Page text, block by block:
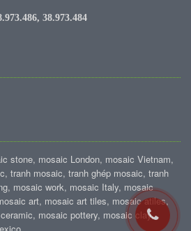
38.973.484
stone, mosaic London, mosaic Vietnam,
tranh mosaic, tranh ghép mosaic, tranh
mosaic work, mosaic Italy, mosaic
art, mosaic art tiles, mosaic atiles,
mosaic pottery, mosaic clay,